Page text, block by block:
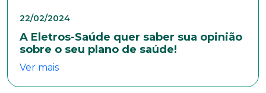
22/02/2024
A Eletros-Saúde quer saber sua opinião
sobre o seu plano de saúde!
Ver mais
Trabalhe conosco
Faça parte de uma instituição sólida, ética e
comprometida com o bem-estar dos seus
colaboradores. Preencha todos os dados abaixo e